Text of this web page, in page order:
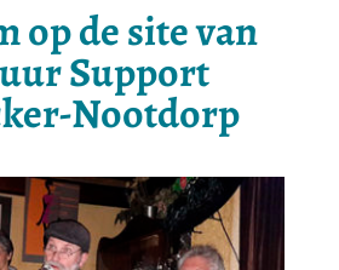
op de site van
Support
Nootdorp